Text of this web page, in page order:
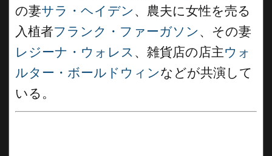
の妻サラ・ヘイデン 、農夫に女性を売る
入植者フランク・ファーガソン 、その妻
レジーナ・ウォレス 、雑貨店の店主ウォ
ルター・ボールドウィンなどが共演して
いる。